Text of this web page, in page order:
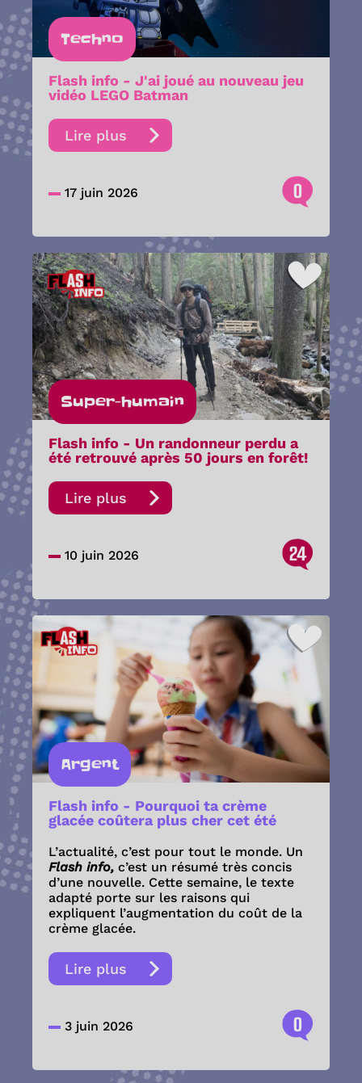
Techno
Flash info - J'ai joué au nouveau jeu
vidéo LEGO Batman
Lire plus
17 juin 2026 0
Super-humain
Flash info - Un randonneur perdu a
été retrouvé après 50 jours en forêt!
Lire plus
10 juin 2026 24
Argent
Flash info - Pourquoi ta crème
glacée coûtera plus cher cet été
L’actualité, c’est pour tout le monde. Un
Flash info, c’est un résumé très concis
d’une nouvelle. Cette semaine, le texte
adapté porte sur les raisons qui
expliquent l’augmentation du coût de la
crème glacée.
Lire plus
3 juin 2026 0